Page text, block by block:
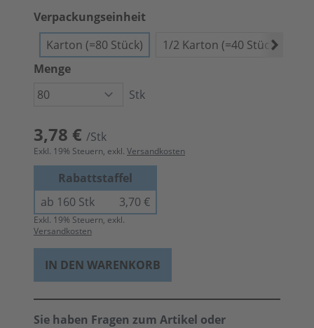
Verpackungseinheit
Karton (=80 Stück)
1/2 Karton (=40 Stück)
Menge
Stk
3,78 € /Stk
Exkl. 19% Steuern, exkl. Versandkosten
Rabattstaffel
ab 160 Stk
3,70 €
Exkl. 19% Steuern, exkl.
Versandkosten
IN DEN WARENKORB
Sie haben Fragen zum Artikel oder